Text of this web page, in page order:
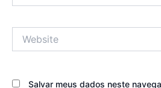
Salvar meus dados neste